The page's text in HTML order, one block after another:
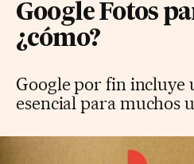
Google Fotos
¿cómo?
Google por fin incluye
esencial para muchos